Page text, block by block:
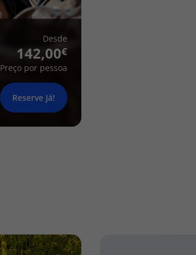
Desde
142,00
Preço por pessoa
Reserve Já!